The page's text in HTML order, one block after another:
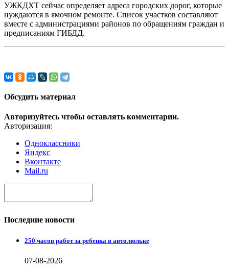
УЖКДХТ сейчас определяет адреса городских дорог, которые
нуждаются в ямочном ремонте. Список участков составляют
вместе с администрациями районов по обращениям граждан и
предписаниям ГИБДД.
Обсудить материал
Авторизуйтесь чтобы оставлять комментарии.
Авторизация:
Одноклассники
Яндекс
Вконтакте
Mail.ru
Последние новости
250 часов работ за ребенка в автолюльке
07-08-2026